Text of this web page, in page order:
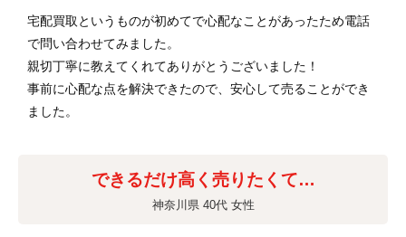
宅配買取というものが初めてで心配なことがあったため電話
で問い合わせてみました。
親切丁寧に教えてくれてありがとうございました！
事前に心配な点を解決できたので、安心して売ることができ
ました。
できるだけ高く売りたくて…
神奈川県 40代 女性